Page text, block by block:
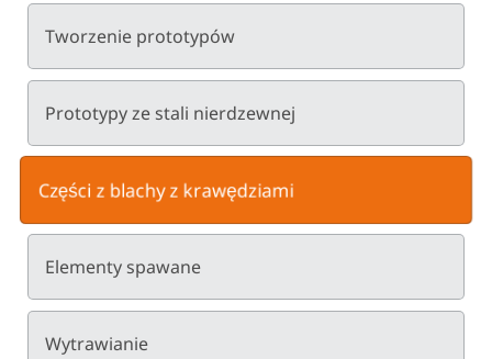
Tworzenie prototypów
Prototypy ze stali nierdzewnej
Części z blachy z krawędziami
Elementy spawane
Wytrawianie